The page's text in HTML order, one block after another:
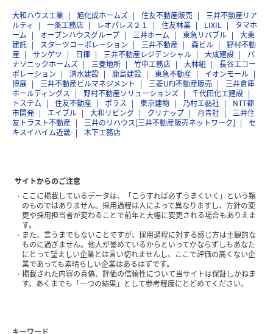
大和ハウス工業 旭化成ホームズ 住友不動産販売
三井不動産リア
ルティ
一条工務店 レオパレス２１ 住友林業 LIXIL
タマホ
ーム
オープンハウスグループ 三井ホーム 東急リバブル
大東
建託
スターツコーポレーション 三井不動産 森ビル
野村不動
産
サンゲツ 日揮 三井不動産レジデンシャル 大成建設
パ
ナソニックホームズ
三菱地所 竹中工務店 大林組
長谷工コー
ポレーション
清水建設 鹿島建設 東急不動産
イオンモール
博展
三井不動産ビルマネジメント 三菱UFJ不動産販売
三井倉庫
ホールディングス
野村不動産ソリューションズ
千代田化工建設
トステム
住友不動産 ポラス 東京建物 乃村工藝社
NTT都
市開発
エイブル 大和リビング クリナップ 丹青社
三井住
友トラスト不動産
三井のリハウス[三井不動産販売ネットワーク]
セ
キスイハイム近畿
木下工務店
サイトからのご注意
ここに掲載しているデータは、「こうすれば必ずうまくいく」という類
のものではありません。採用過程は人によって異なりますし、方針の変
更や採用担当者が変わることで前年と大幅に変更される場合もありえま
す。
また、言うまでもないことですが、採用過程に対する感じ方は主観的な
ものに過ぎません。他人が誉めているからといってかならずしもあなた
にとって望ましい企業とは言い切れませんし、ここで評価の高くない企
業であっても素晴らしい企業はあるはずです。
掲載された内容の真偽、評価の信頼性について当サイトは保証しかねま
す。あくまでも「一つの結果」として参考程度にとどめてください。
キーワード